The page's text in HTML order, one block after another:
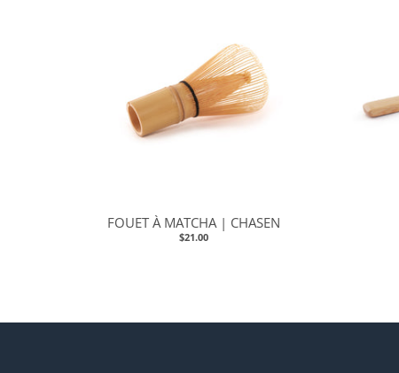
FOUET À MATCHA | CHASEN
$21.00